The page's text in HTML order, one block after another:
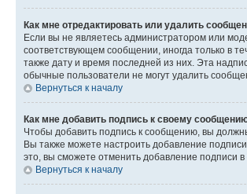
Как мне отредактировать или удалить
Если вы не являетесь администратором или
соответствующем сообщении, иногда только в
также дату и время последней из них. Эта
обычные пользователи не могут удалить
Вернуться к началу
Как мне добавить подпись к своему
Чтобы добавить подпись к сообщению, вы
Вы также можете настроить добавление
это, вы сможете отменить добавление подписи
Вернуться к началу